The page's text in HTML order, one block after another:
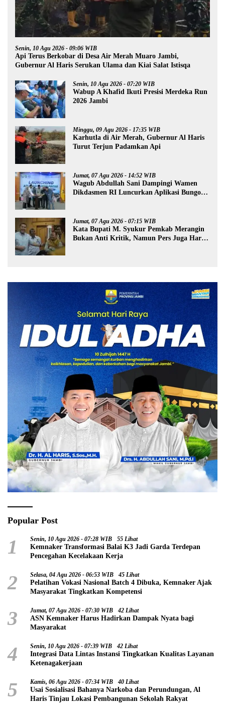
Senin, 10 Agu 2026 - 09:06 WIB
Api Terus Berkobar di Desa Air Merah Muaro Jambi,
Gubernur Al Haris Serukan Ulama dan Kiai Salat Istisqa
Senin, 10 Agu 2026 - 07:20 WIB
Wabup A Khafid Ikuti Presisi Merdeka Run
2026 Jambi
Minggu, 09 Agu 2026 - 17:35 WIB
Karhutla di Air Merah, Gubernur Al Haris
Turut Terjun Padamkan Api
Jumat, 07 Agu 2026 - 14:52 WIB
Wagub Abdullah Sani Dampingi Wamen
Dikdasmen RI Luncurkan Aplikasi Bungo
Jumat, 07 Agu 2026 - 07:15 WIB
Kata Bupati M. Syukur Pemkab Merangin
Bukan Anti Kritik, Namun Pers Juga Harus
Popular Post
1 Senin, 10 Agu 2026 - 07:28 WIB 55 Lihat
Kemnaker Transformasi Balai K3 Jadi Garda Terdepan
Pencegahan Kecelakaan Kerja
2 Selasa, 04 Agu 2026 - 06:53 WIB 45 Lihat
Pelatihan Vokasi Nasional Batch 4 Dibuka, Kemnaker Ajak
Masyarakat Tingkatkan Kompetensi
3 Jumat, 07 Agu 2026 - 07:30 WIB 42 Lihat
ASN Kemnaker Harus Hadirkan Dampak Nyata bagi
Masyarakat
4 Senin, 10 Agu 2026 - 07:39 WIB 42 Lihat
Integrasi Data Lintas Instansi Tingkatkan Kualitas Layanan
Ketenagakerjaan
5 Kamis, 06 Agu 2026 - 07:34 WIB 40 Lihat
Usai Sosialisasi Bahanya Narkoba dan Perundungan, Al
Haris Tinjau Lokasi Pembangunan Sekolah Rakyat